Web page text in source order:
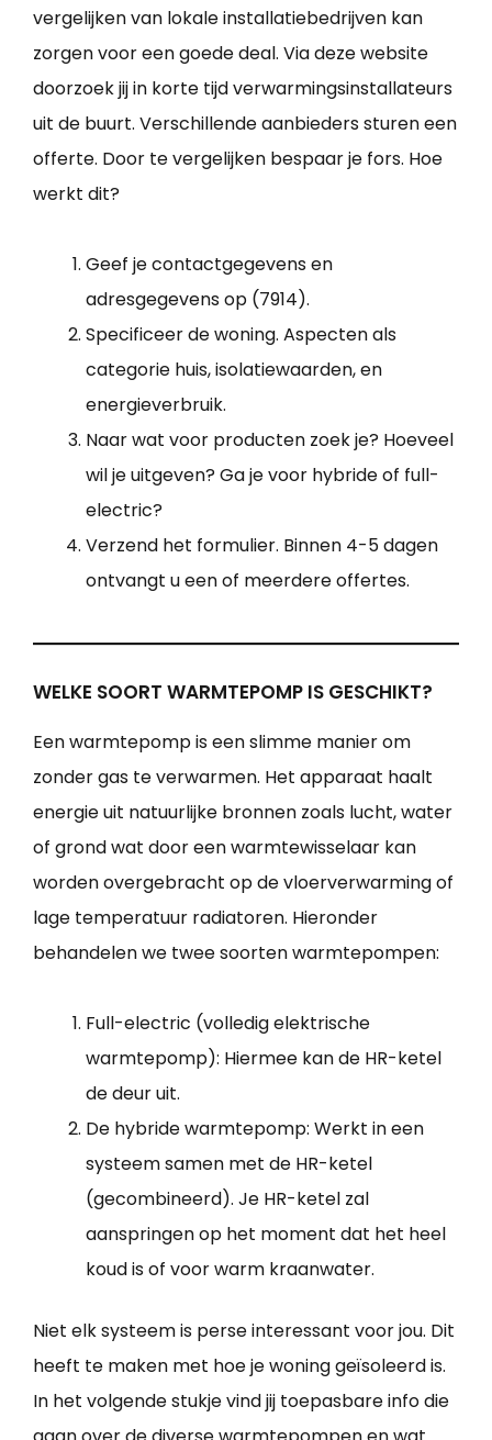
vergelijken van lokale installatiebedrijven kan
zorgen voor een goede deal. Via deze website
doorzoek jij in korte tijd verwarmingsinstallateurs
uit de buurt. Verschillende aanbieders sturen een
offerte. Door te vergelijken bespaar je fors. Hoe
werkt dit?
Geef je contactgegevens en
adresgegevens op (7914).
Specificeer de woning. Aspecten als
categorie huis, isolatiewaarden, en
energieverbruik.
Naar wat voor producten zoek je? Hoeveel
wil je uitgeven? Ga je voor hybride of full-
electric?
Verzend het formulier. Binnen 4-5 dagen
ontvangt u een of meerdere offertes.
WELKE SOORT WARMTEPOMP IS GESCHIKT?
Een warmtepomp is een slimme manier om
zonder gas te verwarmen. Het apparaat haalt
energie uit natuurlijke bronnen zoals lucht, water
of grond wat door een warmtewisselaar kan
worden overgebracht op de vloerverwarming of
lage temperatuur radiatoren. Hieronder
behandelen we twee soorten warmtepompen:
Full-electric (volledig elektrische
warmtepomp): Hiermee kan de HR-ketel
de deur uit.
De hybride warmtepomp: Werkt in een
systeem samen met de HR-ketel
(gecombineerd). Je HR-ketel zal
aanspringen op het moment dat het heel
koud is of voor warm kraanwater.
Niet elk systeem is perse interessant voor jou. Dit
heeft te maken met hoe je woning geïsoleerd is.
In het volgende stukje vind jij toepasbare info die